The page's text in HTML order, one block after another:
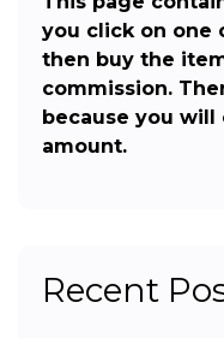
you click on one
then buy the
commission.
because you will
amount.
Recent